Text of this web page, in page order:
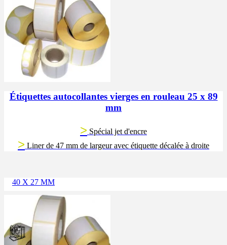
Étiquettes autocollantes vierges en rouleau 25 x 89
mm
> Spécial jet d'encre
> Liner de 47 mm de largeur avec étiquette décalée à droite
40 X 27 MM